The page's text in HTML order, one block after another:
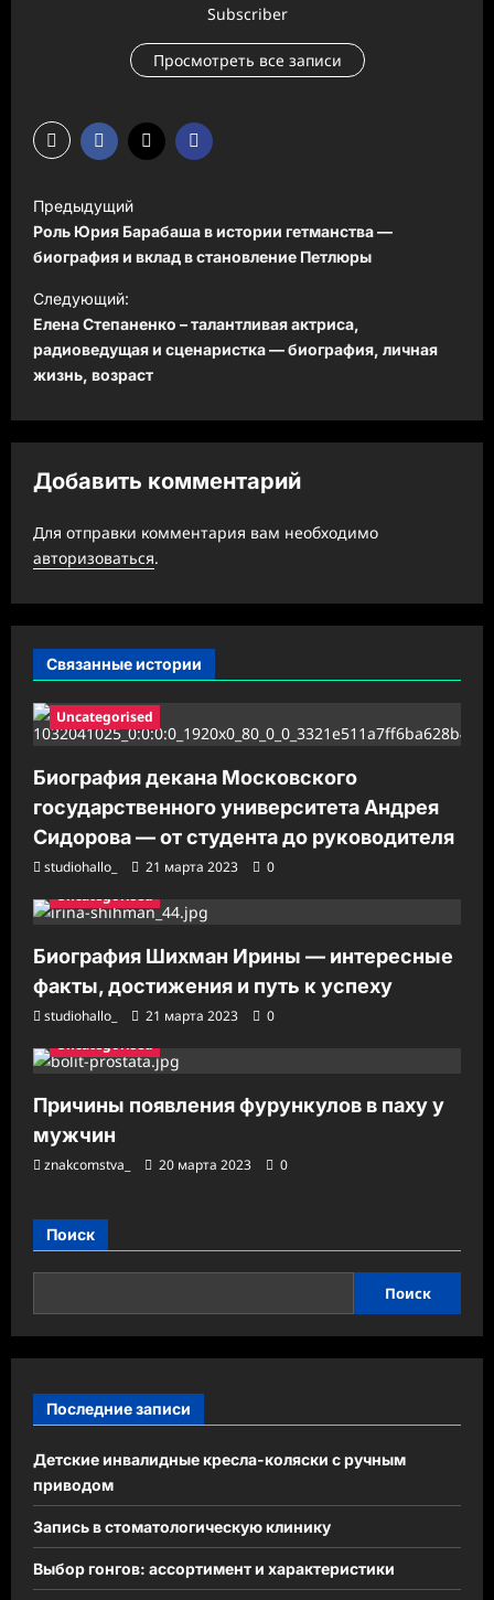
Subscriber
Просмотреть все записи
Н
а
в
и
г
а
я
з
а
п
и
Предыдущий
Роль Юрия Барабаша в истории гетманства —
биография и вклад в становление Петлюры
Следующий:
Елена Степаненко – талантливая актриса,
радиоведущая и сценаристка — биография, личная
жизнь, возраст
Добавить комментарий
Для отправки комментария вам необходимо
авторизоваться.
Связанные истории
Uncategorised
Биография декана Московского
государственного университета Андрея
Сидорова — от студента до руководителя
studiohallo_ 21 марта 2023
0
Uncategorised
Биография Шихман Ирины — интересные
факты, достижения и путь к успеху
studiohallo_ 21 марта 2023
0
Uncategorised
Причины появления фурункулов в паху у
мужчин
znakcomstva_ 20 марта 2023 0
Поиск
Поиск
Последние записи
Детские инвалидные кресла-коляски с ручным
приводом
Запись в стоматологическую клинику
Выбор гонгов: ассортимент и характеристики